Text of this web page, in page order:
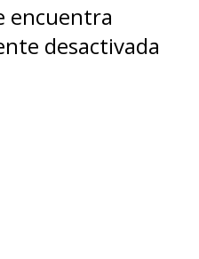
encuentra
desactivada